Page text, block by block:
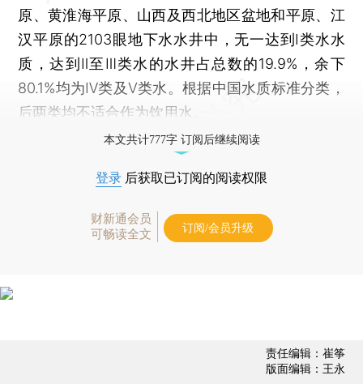
原、黄淮海平原、山西及西北地区盆地和平原、江
汉平原的2103眼地下水水井中，无一达到Ⅰ类水水
质，达到Ⅱ至Ⅲ类水的水井占总数的19.9%，余下
80.1%均为Ⅳ类及Ⅴ类水。根据中国水质标准分类，
后两类均不适合作为饮用水。
本文共计777字 订阅后继续阅读
登录 后获取已订阅的阅读权限
财新通会员
可畅读全文
订阅/会员升级
责任编辑：崔筝
版面编辑：王永